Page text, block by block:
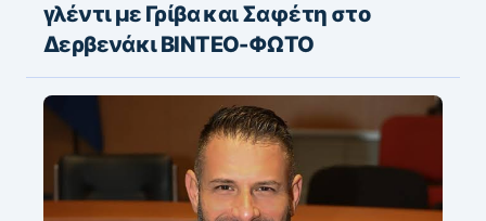
γλέντι με Γρίβα και Σαφέτη στο
Δερβενάκι ΒΙΝΤΕΟ-ΦΩΤΟ